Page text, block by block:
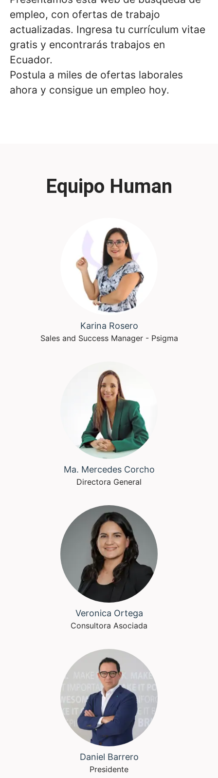
empleo, con ofertas de trabajo
actualizadas. Ingresa tu currículum vitae
gratis y encontrarás trabajos en
Ecuador.
Postula a miles de ofertas laborales
ahora y consigue un empleo hoy.
Equipo Human
Karina Rosero
Sales and Success Manager - Psigma
Ma. Mercedes Corcho
Directora General
Veronica Ortega
Consultora Asociada
Daniel Barrero
Presidente